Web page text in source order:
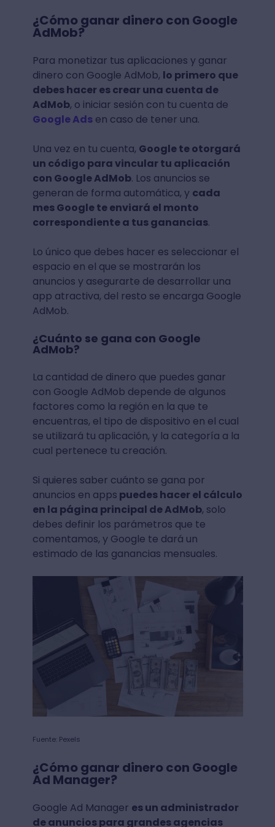
¿Cómo ganar dinero con Google
AdMob?
Para monetizar tus aplicaciones y ganar
dinero con Google AdMob, lo primero que
debes hacer es crear una cuenta de
AdMob, o iniciar sesión con tu cuenta de
Google Adsen caso de tener una.
Una vez en tu cuenta, Google te otorgará
un código para vincular tu aplicación
con Google AdMob. Los anuncios se
generan de forma automática, y cada
mes Google te enviará el monto
correspondiente a tus ganancias.
Lo único que debes hacer es seleccionar el
espacio en el que se mostrarán los
anuncios y asegurarte de desarrollar una
app atractiva, del resto se encarga Google
AdMob.
¿Cuánto se gana con Google
AdMob?
La cantidad de dinero que puedes ganar
con Google AdMob depende de algunos
factores como la región en la que te
encuentras, el tipo de dispositivo en el cual
se utilizará tu aplicación, y la categoría a la
cual pertenece tu creación.
Si quieres saber cuánto se gana por
anuncios en apps puedes hacer el cálculo
en la página principal de AdMob, solo
debes definir los parámetros que te
comentamos, y Google te dará un
estimado de las ganancias mensuales.
Fuente: Pexels
¿Cómo ganar dinero con Google
Ad Manager?
Google Ad Manager es un administrador
de anuncios para grandes agencias